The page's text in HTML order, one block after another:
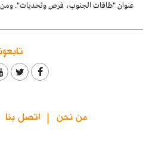
عنوان "طاقات الجنوب، فرص وتحديات". ومن
من نحن اتصل بنا